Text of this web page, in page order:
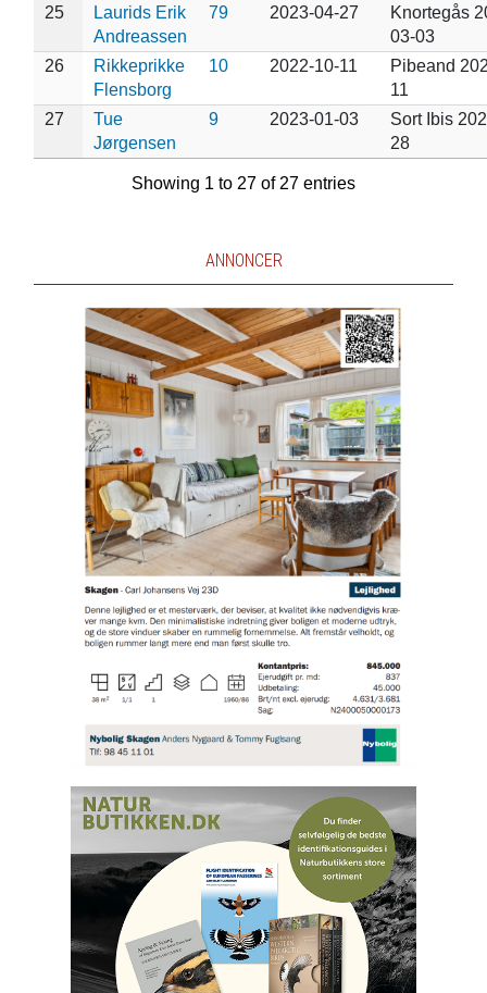
25
Laurids Erik
Andreassen
79 2023-04-27
Knortegås
03-03
26
Rikkeprikke
Flensborg
10 2022-10-11
Pibeand
11
27
Tue
Jørgensen
9 2023-01-03
Sort Ibis
28
Showing 1 to 27 of 27 entries
ANNONCER